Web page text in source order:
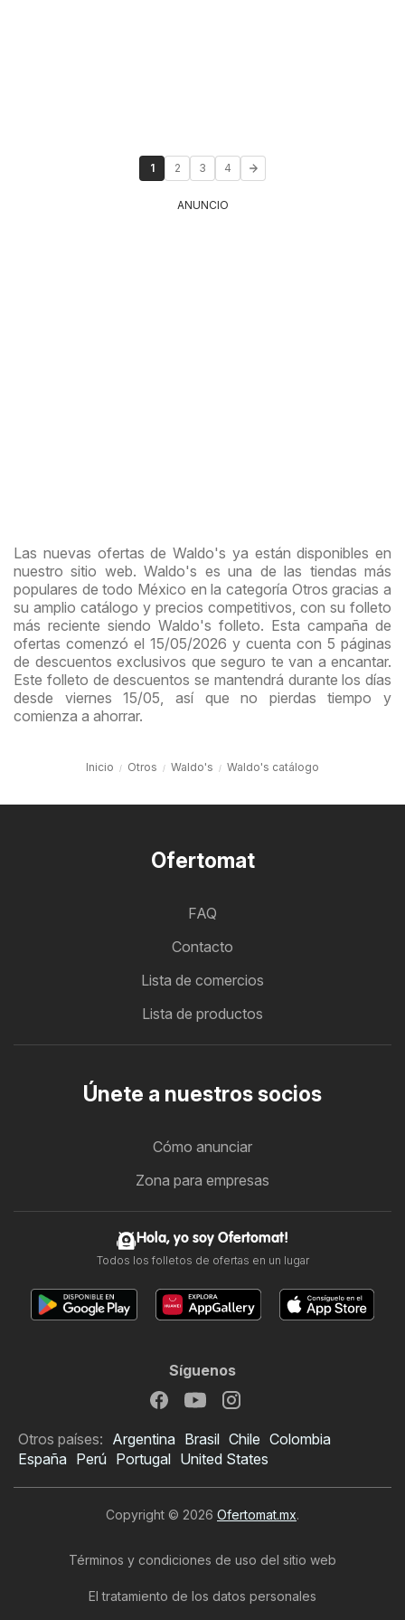
Folleto de Waldo's
1 2 3 4
ANUNCIO
Las nuevas ofertas de Waldo's ya están disponibles en
nuestro sitio web. Waldo's es una de las tiendas más
populares de todo México en la categoría Otros gracias a
su amplio catálogo y precios competitivos, con su folleto
más reciente siendo Waldo's folleto. Esta campaña de
ofertas comenzó el 15/05/2026 y cuenta con 5 páginas
de descuentos exclusivos que seguro te van a encantar.
Este folleto de descuentos se mantendrá durante los días
desde viernes 15/05, así que no pierdas tiempo y
comienza a ahorrar.
Inicio Otros Waldo's Waldo's catálogo
Ofertomat
FAQ
Contacto
Lista de comercios
Lista de productos
Únete a nuestros socios
Cómo anunciar
Zona para empresas
Hola, yo soy Ofertomat!
Todos los folletos de ofertas en un lugar
Síguenos
Otros países: Argentina Brasil Chile Colombia
España Perú Portugal United States
Copyright © 2026 Ofertomat.mx.
Términos y condiciones de uso del sitio web
El tratamiento de los datos personales